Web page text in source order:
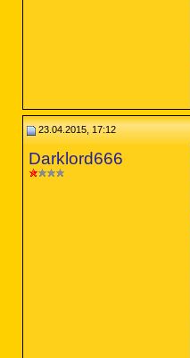
23.04.2015, 17:12
Darklord666